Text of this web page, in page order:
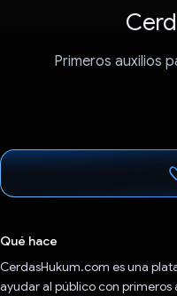
Primeros auxilios
Qué hace
CerdasHukum.com es una
ayudar al público con